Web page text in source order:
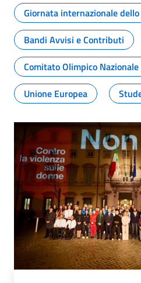
Giornata internazionale
Bandi Avvisi e Contributi
Comitato Olimpico
Unione Europea